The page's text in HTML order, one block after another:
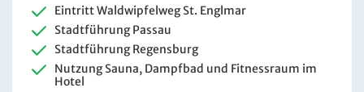
Eintritt Waldwipfelweg St. Englmar
Stadtführung Passau
Stadtführung Regensburg
Nutzung Sauna, Dampfbad und Fitnessraum im
Hotel